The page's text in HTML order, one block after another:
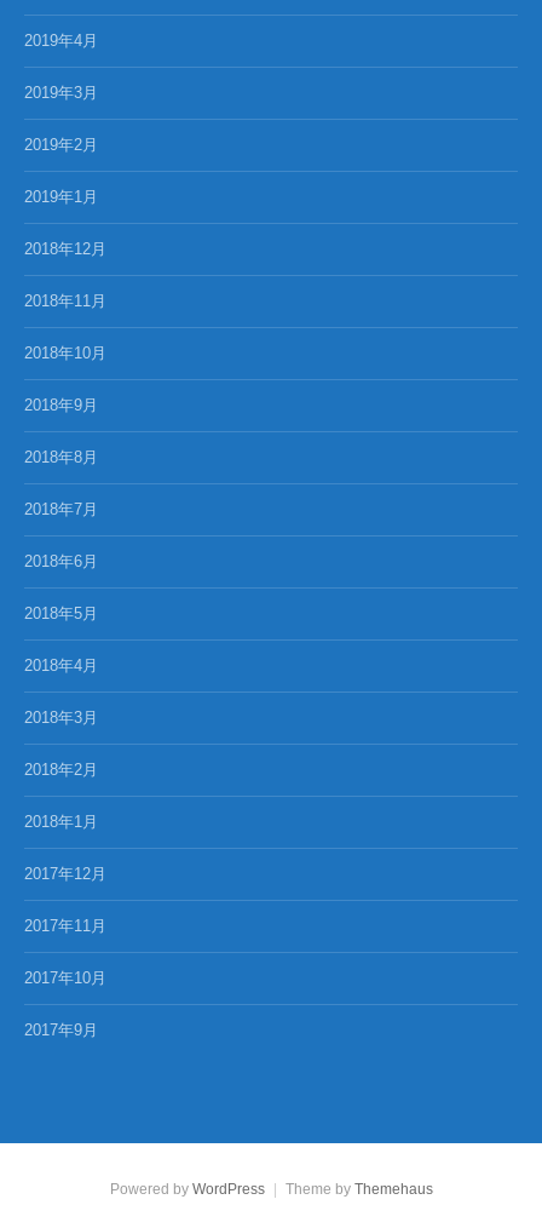
2019年4月
2019年3月
2019年2月
2019年1月
2018年12月
2018年11月
2018年10月
2018年9月
2018年8月
2018年7月
2018年6月
2018年5月
2018年4月
2018年3月
2018年2月
2018年1月
2017年12月
2017年11月
2017年10月
2017年9月
Powered by WordPress Theme by Themehaus